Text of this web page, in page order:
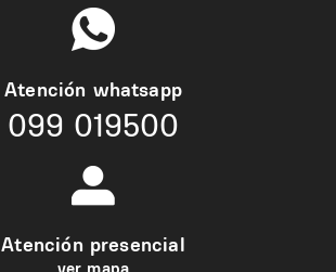
Atención whatsapp
099 019500
Atención presencial